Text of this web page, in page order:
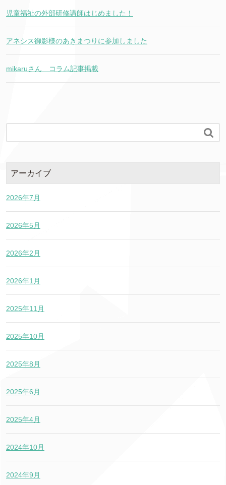
児童福祉の外部研修講師はじめました！
アネシス御影様のあきまつりに参加しました
mikaruさん コラム記事掲載

アーカイブ
2026年7月
2026年5月
2026年2月
2026年1月
2025年11月
2025年10月
2025年8月
2025年6月
2025年4月
2024年10月
2024年9月